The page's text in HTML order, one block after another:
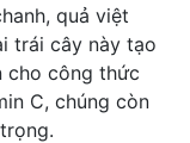
quả việt
trái cây này tạo
cho công thức
C, chúng còn